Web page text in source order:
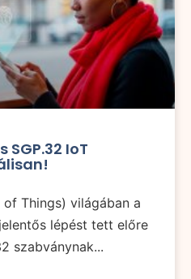
SGP.32 IoT
Things) világában a
lépést tett előre
szabványnak...